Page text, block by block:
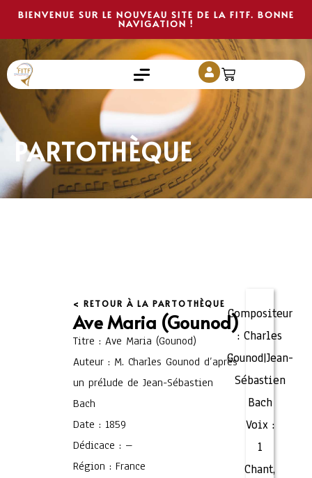
BIENVENUE SUR LE NOUVEAU SITE DE LA FITF. BONNE
NAVIGATION !
PARTOTHÈQUE
< RETOUR À LA PARTOTHÈQUE
Ave Maria (Gounod)
Titre : Ave Maria (Gounod)
Auteur : M. Charles Gounod d’après
un prélude de Jean-Sébastien
Bach
Date : 1859
Dédicace : –
Région : France
Compositeur
: Charles
Gounod|Jean-
Sébastien
Bach
Voix :
1
Chant,